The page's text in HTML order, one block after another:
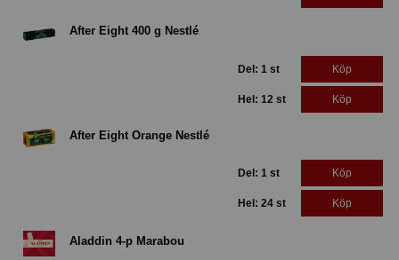
After Eight 400 g Nestlé
Del: 1 st Köp
Hel: 12 st Köp
After Eight Orange Nestlé
Del: 1 st Köp
Hel: 24 st Köp
Aladdin 4-p Marabou